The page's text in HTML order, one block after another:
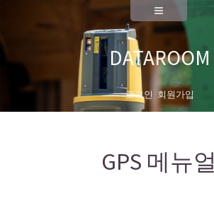
DATAROOM
로그인 회원가입
GPS 메뉴얼
측량기기 성능검사
대리점안내